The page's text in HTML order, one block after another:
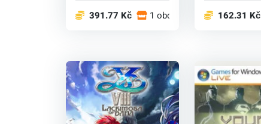
391.77 Kč 1 obchodech 162.31 Kč